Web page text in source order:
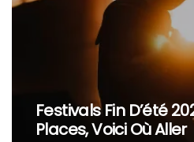
Festivals Fin D’été
Places, Voici Où Aller